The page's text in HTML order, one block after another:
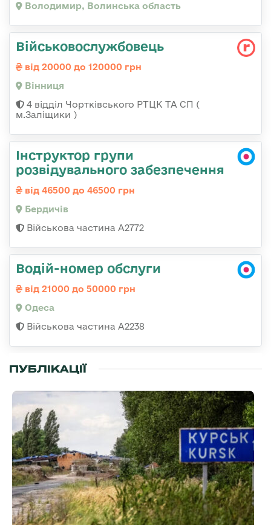
Володимир, Волинська область
Військовослужбовець
від 20000 до 120000 грн
Вінниця
4 відділ Чортківського РТЦК ТА СП (
м.Заліщики )
Інструктор групи
розвідувального забезпечення
від 46500 до 46500 грн
Бердичів
Військова частина А2772
Водій-номер обслуги
від 21000 до 50000 грн
Одеса
Військова частина А2238
ПУБЛІКАЦІЇ